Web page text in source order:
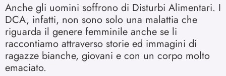
Anche gli uomini soffrono di Disturbi Alimentari. I
DCA, infatti, non sono solo una malattia che
riguarda il genere femminile anche se li
raccontiamo attraverso storie ed immagini di
ragazze bianche, giovani e con un corpo molto
emaciato.